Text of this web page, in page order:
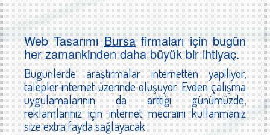
Web TasarımıBursafirmaları için bugün
her zamankinden daha büyük bir ihtiyaç.
Bugünlerde araştırmalar internetten yapılıyor,
talepler internet üzerinde oluşuyor. Evden çalışma
uygulamalarının da arttığı günümüzde,
reklamlarınız için internet mecraını kullanmanız
size extra fayda sağlayacak.